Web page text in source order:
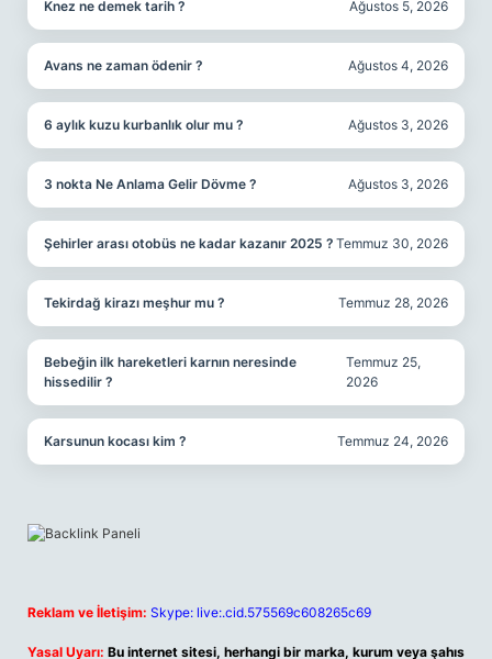
Knez ne demek tarih ? Ağustos 5, 2026
Avans ne zaman ödenir ? Ağustos 4, 2026
6 aylık kuzu kurbanlık olur mu ? Ağustos 3, 2026
3 nokta Ne Anlama Gelir Dövme ? Ağustos 3, 2026
Şehirler arası otobüs ne kadar kazanır 2025 ? Temmuz 30, 2026
Tekirdağ kirazı meşhur mu ? Temmuz 28, 2026
Bebeğin ilk hareketleri karnın neresinde
hissedilir ?
Temmuz 25,
2026
Karsunun kocası kim ? Temmuz 24, 2026
Reklam ve İletişim: Skype: live:.cid.575569c608265c69
Yasal Uyarı: Bu internet sitesi, herhangi bir marka, kurum veya şahıs